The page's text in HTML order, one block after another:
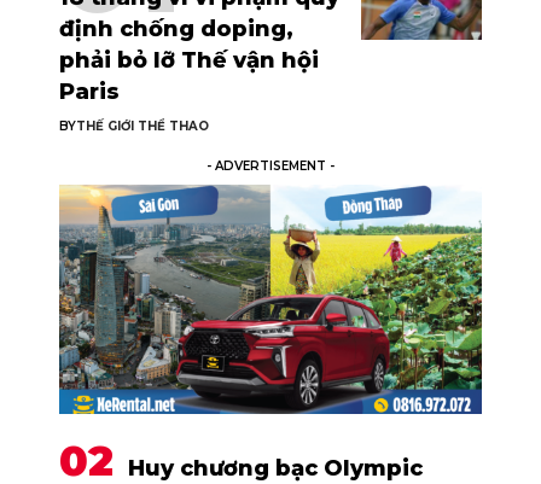
định chống doping,
phải bỏ lỡ Thế vận hội
Paris
BYTHẾ GIỚI THỂ THAO
- ADVERTISEMENT -
Huy chương bạc Olympic